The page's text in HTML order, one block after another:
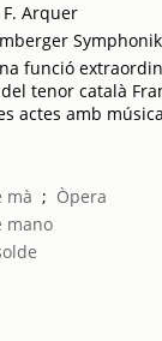
F. Arquer
funció
tenor català
actes amb
mà ; Òpera
mano